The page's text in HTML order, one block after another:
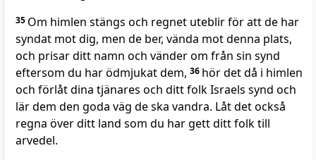
35 Om himlen stängs och regnet uteblir för att de har
syndat mot dig, men de ber, vända mot denna plats,
och prisar ditt namn och vänder om från sin synd
eftersom du har ödmjukat dem, 36 hör det då i himlen
och förlåt dina tjänares och ditt folk Israels synd och
lär dem den goda väg de ska vandra. Låt det också
regna över ditt land som du har gett ditt folk till
arvedel.